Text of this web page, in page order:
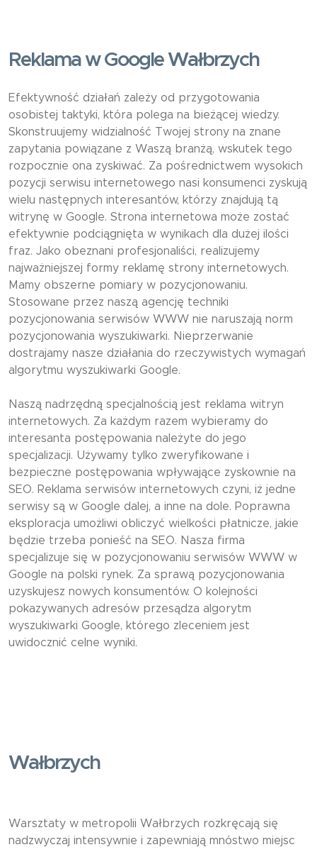
Reklama w Google Wałbrzych
Efektywność działań zależy od przygotowania
osobistej taktyki, która polega na bieżącej wiedzy.
Skonstruujemy widzialność Twojej strony na znane
zapytania powiązane z Waszą branżą, wskutek tego
rozpocznie ona zyskiwać. Za pośrednictwem wysokich
pozycji serwisu internetowego nasi konsumenci zyskują
wielu następnych interesantów, którzy znajdują tą
witrynę w Google. Strona internetowa może zostać
efektywnie podciągnięta w wynikach dla dużej ilości
fraz. Jako obeznani profesjonaliści, realizujemy
najważniejszej formy reklamę strony internetowych.
Mamy obszerne pomiary w pozycjonowaniu.
Stosowane przez naszą agencję techniki
pozycjonowania serwisów WWW nie naruszają norm
pozycjonowania wyszukiwarki. Nieprzerwanie
dostrajamy nasze działania do rzeczywistych wymagań
algorytmu wyszukiwarki Google.
Naszą nadrzędną specjalnością jest reklama witryn
internetowych. Za każdym razem wybieramy do
interesanta postępowania należyte do jego
specjalizacji. Używamy tylko zweryfikowane i
bezpieczne postępowania wpływające zyskownie na
SEO. Reklama serwisów internetowych czyni, iż jedne
serwisy są w Google dalej, a inne na dole. Poprawna
eksploracja umożliwi obliczyć wielkości płatnicze, jakie
będzie trzeba ponieść na SEO. Nasza firma
specjalizuje się w pozycjonowaniu serwisów WWW w
Google na polski rynek. Za sprawą pozycjonowania
uzyskujesz nowych konsumentów. O kolejności
pokazywanych adresów przesądza algorytm
wyszukiwarki Google, którego zleceniem jest
uwidocznić celne wyniki.
Wałbrzych
Warsztaty w metropolii Wałbrzych rozkręcają się
nadzwyczaj intensywnie i zapewniają mnóstwo miejsc